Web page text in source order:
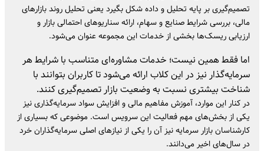
تصمیم‌گیری بر پایه تحلیل و داده شکل بگیرد یعنی تحلیل روند بازارهای
مالی، بررسی شرایط صنایع و سهام، ارائه سناریوهای احتمالی بازار و
ارزیابی ریسک‌ها بخشی از خدمات این مجموعه عنوان می‌شود.
اما فقط همین نیست؛ خدمات مشاوره‌ای متناسب با شرایط هر
سرمایه‌گذار نیز در این کلاب ارائه می‌شود تا کاربران بتوانند با
شناخت بیشتری نسبت به وضعیت بازار تصمیم‌گیری کنند.
در کنار این موارد، آموزش مفاهیم مالی و افزایش سواد سرمایه‌گذاری نیز
یکی از بخش‌های مهم فعالیت این سرویس است. موضوعی که بسیاری از
کارشناسان بازار سرمایه نیز آن را یکی از نیازهای اصلی سرمایه‌گذاران خرد
در سال‌های اخیر می‌دانند.